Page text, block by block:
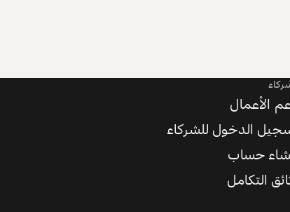
الأعمال
الدخول للشركاء
حساب
التكامل